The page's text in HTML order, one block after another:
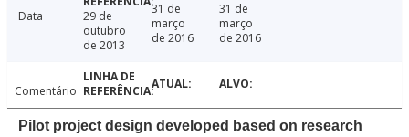
Data
29 de
outubro
de 2013
31 de
março
de 2016
31 de
março
de 2016
Comentário
Pilot project design developed based on research